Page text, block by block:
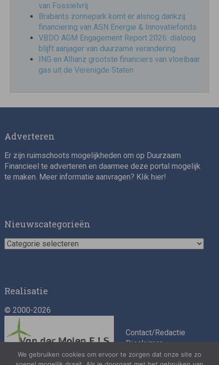
van Fossielvrij
Brabants zonnepark komt er alsnog dankzij
financiering van ASN Energie & Innovatiefonds
VBDO AGM Engagement Report 2026: dialoog
blijft aanjager van duurzame verandering
ING en Allianz grootste financiers van vloeibaar
gas uit de Verenigde Staten
Adverteren
Er zijn ruimschoots mogelijkheden om op Duurzaam
Financieel te adverteren en daarmee deze portal mogelijk
te maken. Meer informatie aanvragen? Klik hier!
Nieuwscategorieën
Nieuwscategorieën
Realisatie
© 2000-2026
Contact/Redactie
Disclaimer
Algemene
We gebruiken cookies om ervoor te zorgen dat onze site zo